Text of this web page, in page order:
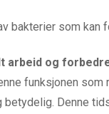
bakterier som kan
arbeid og
funksjonen som
betydelig. Denne